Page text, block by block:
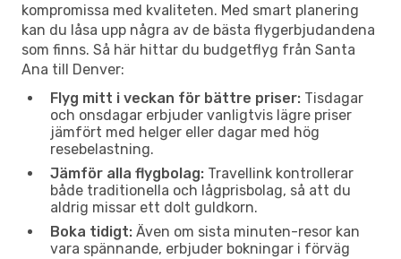
kompromissa med kvaliteten. Med smart planering
kan du låsa upp några av de bästa flygerbjudandena
som finns. Så här hittar du budgetflyg från Santa
Ana till Denver:
Flyg mitt i veckan för bättre priser: Tisdagar
och onsdagar erbjuder vanligtvis lägre priser
jämfört med helger eller dagar med hög
resebelastning.
Jämför alla flygbolag: Travellink kontrollerar
både traditionella och lågprisbolag, så att du
aldrig missar ett dolt guldkorn.
Boka tidigt: Även om sista minuten-resor kan
vara spännande, erbjuder bokningar i förväg